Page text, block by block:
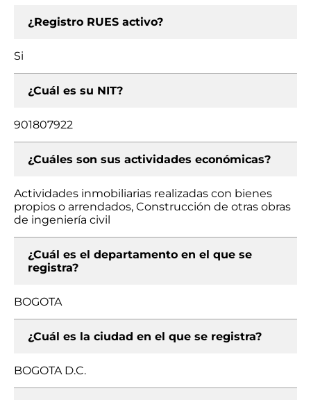
¿Registro RUES activo?
Si
¿Cuál es su NIT?
901807922
¿Cuáles son sus actividades económicas?
Actividades inmobiliarias realizadas con bienes
propios o arrendados, Construcción de otras obras
de ingeniería civil
¿Cuál es el departamento en el que se
registra?
BOGOTA
¿Cuál es la ciudad en el que se registra?
BOGOTA D.C.